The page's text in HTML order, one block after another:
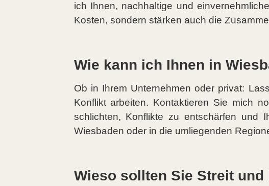
ich Ihnen, nachhaltige und
Kosten, sondern stärken auch die
Wie kann ich Ihnen in
Ob in Ihrem Unternehmen oder privat:
Konflikt arbeiten. Kontaktieren Sie mich
schlichten, Konflikte zu entschärfen und
Wiesbaden oder in die umliegenden
Wieso sollten Sie Streit